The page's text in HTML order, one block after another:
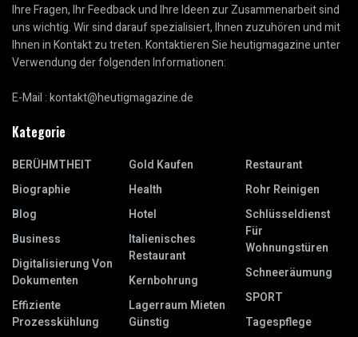
Ihre Fragen, Ihr Feedback und Ihre Ideen zur Zusammenarbeit sind
uns wichtig. Wir sind darauf spezialisiert, Ihnen zuzuhören und mit
Ihnen in Kontakt zu treten. Kontaktieren Sie heutigmagazine unter
Verwendung der folgenden Informationen:
E-Mail :kontakt@heutigmagazine.de
Kategorie
BERÜHMTHEIT
Biographie
Blog
Business
Digitalisierung Von
Dokumenten
Effiziente
Prozesskühlung
Gold Kaufen
Health
Hotel
Italienisches
Restaurant
Kernbohrung
Lagerraum Mieten
Günstig
Restaurant
Rohr Reinigen
Schlüsseldienst
Für
Wohnungstüren
Schneeräumung
SPORT
Tagespflege